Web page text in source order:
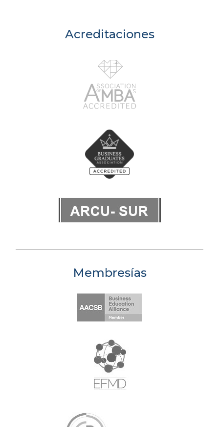
Acreditaciones
Membresías